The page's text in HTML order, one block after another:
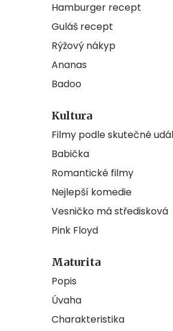
Hamburger recept
Guláš recept
Rýžový nákyp
Ananas
Badoo
Kultura
Filmy podle skutečné
Babička
Romantické filmy
Nejlepší komedie
Vesničko má středisková
Pink Floyd
Maturita
Popis
Úvaha
Charakteristika